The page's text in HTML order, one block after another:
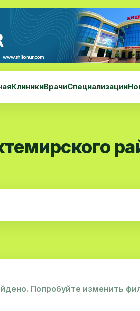
КлиникиВрачиСпециализации
Попробуйте изменить